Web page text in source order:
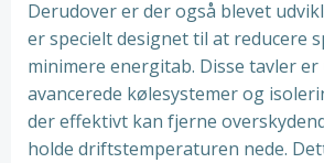
Derudover er der også blevet
er specielt designet til at reducere
minimere energitab. Disse tavler
avancerede kølesystemer og
der effektivt kan fjerne
holde driftstemperaturen nede.